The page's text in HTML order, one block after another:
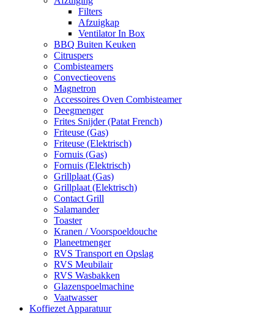
Filters
Afzuigkap
Ventilator In Box
BBQ Buiten Keuken
Citruspers
Combisteamers
Convectieovens
Magnetron
Accessoires Oven Combisteamer
Deegmenger
Frites Snijder (Patat French)
Friteuse (Gas)
Friteuse (Elektrisch)
Fornuis (Gas)
Fornuis (Elektrisch)
Grillplaat (Gas)
Grillplaat (Elektrisch)
Contact Grill
Salamander
Toaster
Kranen / Voorspoeldouche
Planeetmenger
RVS Transport en Opslag
RVS Meubilair
RVS Wasbakken
Glazenspoelmachine
Vaatwasser
Koffiezet Apparatuur